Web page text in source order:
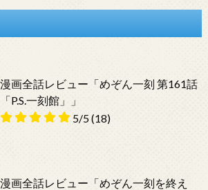
漫画全話レビュー「めぞん一刻 第161話
「P.S.一刻館」」
5/5(18)
漫画全話レビュー「めぞん一刻を終え